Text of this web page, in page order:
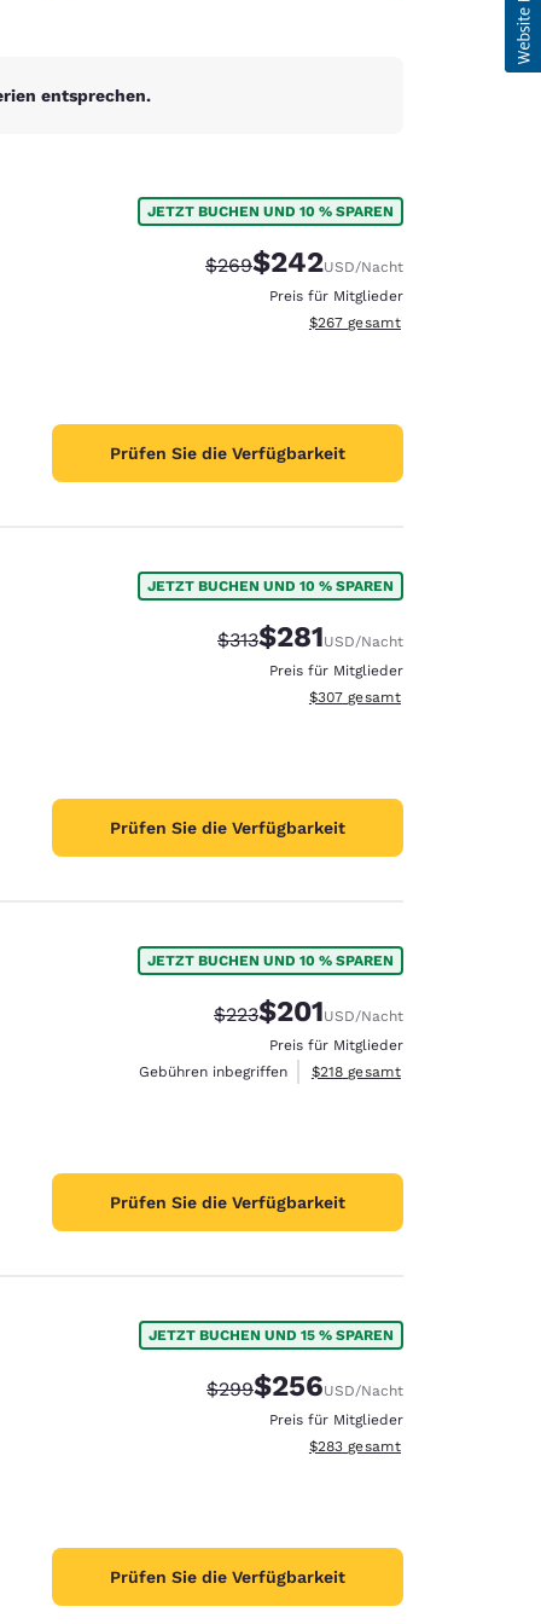
entsprechen.
JETZT BUCHEN UND 10 % SPAREN
Durchgestrichener Preis:
$269Vergünstigter Preis:
$242USD/Nacht
Preis für Mitglieder
Geschätzte Gesamtdetails
$267 gesamt
Prüfen Sie die Verfügbarkeit
JETZT BUCHEN UND 10 % SPAREN
Durchgestrichener Preis:
$313Vergünstigter Preis:
$281USD/Nacht
Preis für Mitglieder
Geschätzte Gesamtdetails
$307 gesamt
Prüfen Sie die Verfügbarkeit
JETZT BUCHEN UND 10 % SPAREN
Durchgestrichener Preis:
$223Vergünstigter Preis:
$201USD/Nacht
Preis für Mitglieder
Gebühren inbegriffen
Geschätzte Gesamtdetails
$218 gesamt
Prüfen Sie die Verfügbarkeit
JETZT BUCHEN UND 15 % SPAREN
Durchgestrichener Preis:
$299Vergünstigter Preis:
$256USD/Nacht
Preis für Mitglieder
Geschätzte Gesamtdetails
$283 gesamt
Prüfen Sie die Verfügbarkeit